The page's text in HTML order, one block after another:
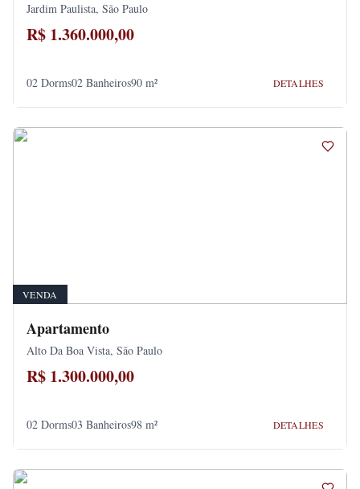
Jardim Paulista, São Paulo
R$ 1.360.000,00
02 Dorms02 Banheiros90 m² DETALHES
VENDA
Apartamento
Alto Da Boa Vista, São Paulo
R$ 1.300.000,00
02 Dorms03 Banheiros98 m² DETALHES